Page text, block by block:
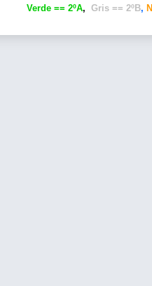
Verde == 2ºA, Gris == 2ºB,